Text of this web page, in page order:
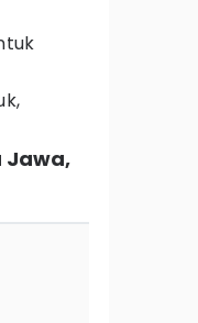
Jawa,